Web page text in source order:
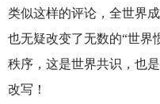
类似这样的评论，全世界
也无疑改变了无数的“世界
秩序，这是世界共识，也
改写！